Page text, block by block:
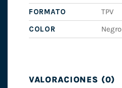
FORMATO
TPV
COLOR
Negro
VALORACIONES (0)